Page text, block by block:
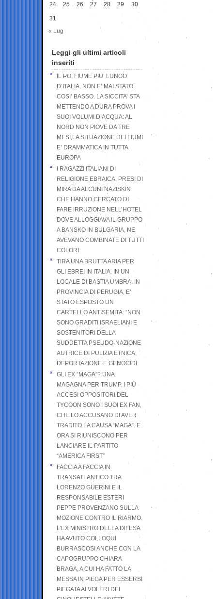
24 25 26 27 28 29 30
31
« Lug
Leggi gli ultimi articoli
inseriti
IL PO, FIUME PIU’ LUNGO
D’ITALIA, NON E’ MAI STATO
COSI’ BASSO. LA SICCITA’ STA
METTENDO A DURA PROVA I
SUOI VOLUMI D’ACQUA: AL
NORD NON PIOVE DA TRE
MESI,LA SITUAZIONE DEI FIUMI
E’ DRAMMATICA IN TUTTA
EUROPA
I RAGAZZI ITALIANI DI
RELIGIONE EBRAICA, PRESI DI
MIRA DA ALCUNI NAZISKIN
CHE HANNO CERCATO DI
FARE IRRUZIONE NELL’HOTEL
DOVE ALLOGGIAVA IL GRUPPO
A BANSKO IN BULGARIA, NE
AVEVANO COMBINATE DI TUTTI
COLORI
TIRA UNA BRUTTA ARIA PER
GLI EBREI IN ITALIA. IN UN
LOCALE DI BASTIA UMBRA, IN
PROVINCIA DI PERUGIA, E’
STATO ESPOSTO UN
CARTELLO ANTISEMITA: “NON
SONO GRADITI ISRAELIANI E
SOSTENITORI DELLA
SUDDETTA PSEUDO-NAZIONE
AUTRICE DI PULIZIA ETNICA,
DEPORTAZIONE E GENOCIDI
GLI EX “MAGA”? UNA
MAGAGNA PER TRUMP. I PIÙ
ACCESI OPPOSITORI DEL
TYCOON SONO I SUOI EX FAN,
CHE LO ACCUSANO DI AVER
TRADITO LA CAUSA “MAGA”. E
ORA SI RIUNISCONO PER
LANCIARE IL PARTITO
“AMERICA FIRST”
FACCIA A FACCIA IN
TRANSATLANTICO TRA
LORENZO GUERINI E IL
RESPONSABILE ESTERI
PEPPE PROVENZANO SULLA
MOZIONE CONTRO IL RIARMO.
L’EX MINISTRO DELLA DIFESA
HA AVUTO COLLOQUI
BURRASCOSI ANCHE CON LA
CAPOGRUPPO CHIARA
BRAGA, A CUI HA FATTO LA
MESSA IN PIEGA PER ESSERSI
PIEGATA AI VOLERI DEI